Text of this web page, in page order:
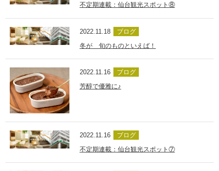
不定期連載：仙台観光スポット⑧
2022.11.18
ブログ
冬が 旬のものといえば！
2022.11.16
ブログ
芳醇で優雅に♪
2022.11.16
ブログ
不定期連載：仙台観光スポット⑦